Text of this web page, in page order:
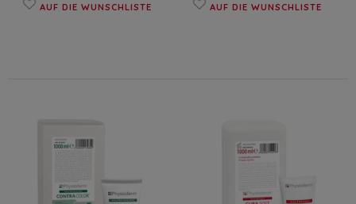
AUF DIE WUNSCHLISTE AUF DIE WUNSCHLISTE